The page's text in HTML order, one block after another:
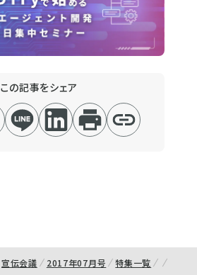
この記事をシェア
宣伝会議 2017年07月号 特集一覧